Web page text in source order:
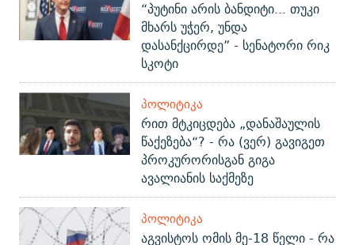
“პუტინი არის ბანდიტი... თუკი
მხარს უჭერ, უნდა
დასანქცირდე” - სენატორი რიკ
სკოტი
ᲞᲝᲚᲘᲢᲘᲙᲐ
რით მტკიცდება „დანაშაულის
წაქეზება“? - რა (ვერ) გავიგეთ
პროკურორისგან გიგა
ავალიანის საქმეზე
ᲞᲝᲚᲘᲢᲘᲙᲐ
აგვისტოს ომის მე-18 წელი - რა